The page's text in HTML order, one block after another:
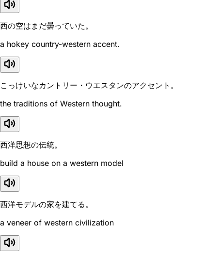
西の空はまだ曇っていた。
a hokey country-western accent.
こっけいなカントリー・ウエスタンのアクセント。
the traditions of Western thought.
西洋思想の伝統。
build a house on a western model
西洋モデルの家を建てる。
a veneer of western civilization